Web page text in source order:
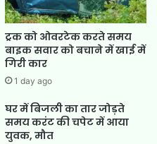
ट्रक को ओवरटेक करते समय
बाइक सवार को बचाने में खाई में
गिरी कार
1 day ago
घर में बिजली का तार जोड़ते
समय करंट की चपेट में आया
युवक, मौत